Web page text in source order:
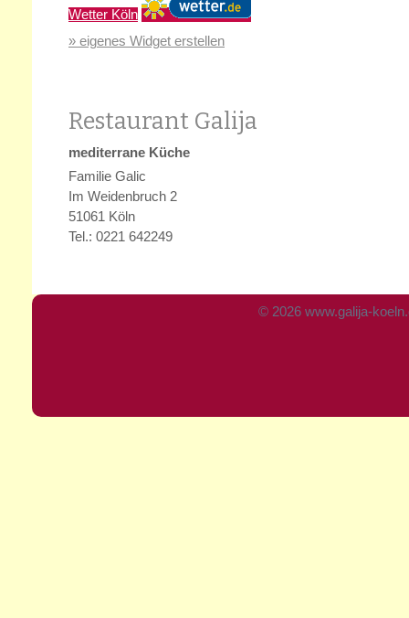
Wetter Köln
» eigenes Widget erstellen
Restaurant Galija
mediterrane Küche
Familie Galic
Im Weidenbruch 2
51061 Köln
Tel.: 0221 642249
© 2026 www.galija-